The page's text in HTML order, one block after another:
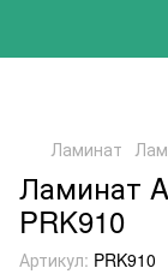
Ламинат
Ламинат
PRK910
Артикул: PRK910